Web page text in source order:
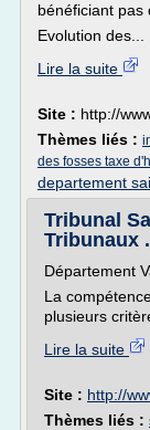
bénéficiant pas
Evolution des...
Lire la suite
Site : http://
Thèmes liés :
des fosses taxe
departement
Tribunal
Tribunaux
Département
La
plusieurs
Lire la suite
Site : http://
Thèmes liés :